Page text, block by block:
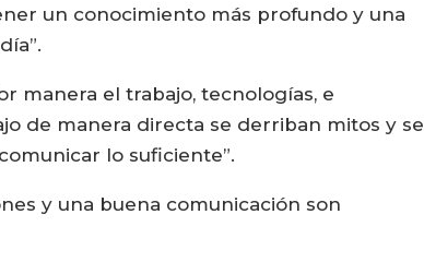
un conocimiento más profundo y una
manera el trabajo, tecnologías, e
de manera directa se derriban mitos y se
lo suficiente”.
y una buena comunicación son